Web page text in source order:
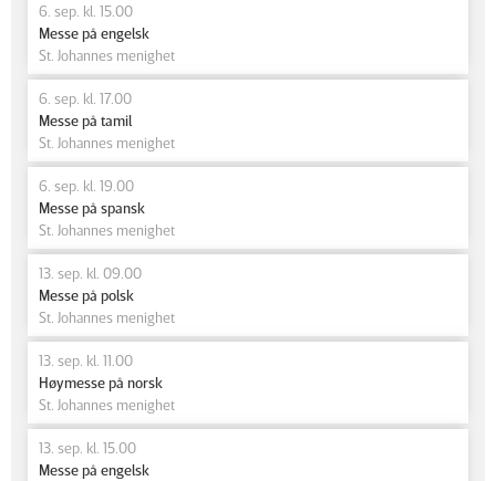
6. sep. kl. 15.00
Messe på engelsk
St. Johannes menighet
6. sep. kl. 17.00
Messe på tamil
St. Johannes menighet
6. sep. kl. 19.00
Messe på spansk
St. Johannes menighet
13. sep. kl. 09.00
Messe på polsk
St. Johannes menighet
13. sep. kl. 11.00
Høymesse på norsk
St. Johannes menighet
13. sep. kl. 15.00
Messe på engelsk